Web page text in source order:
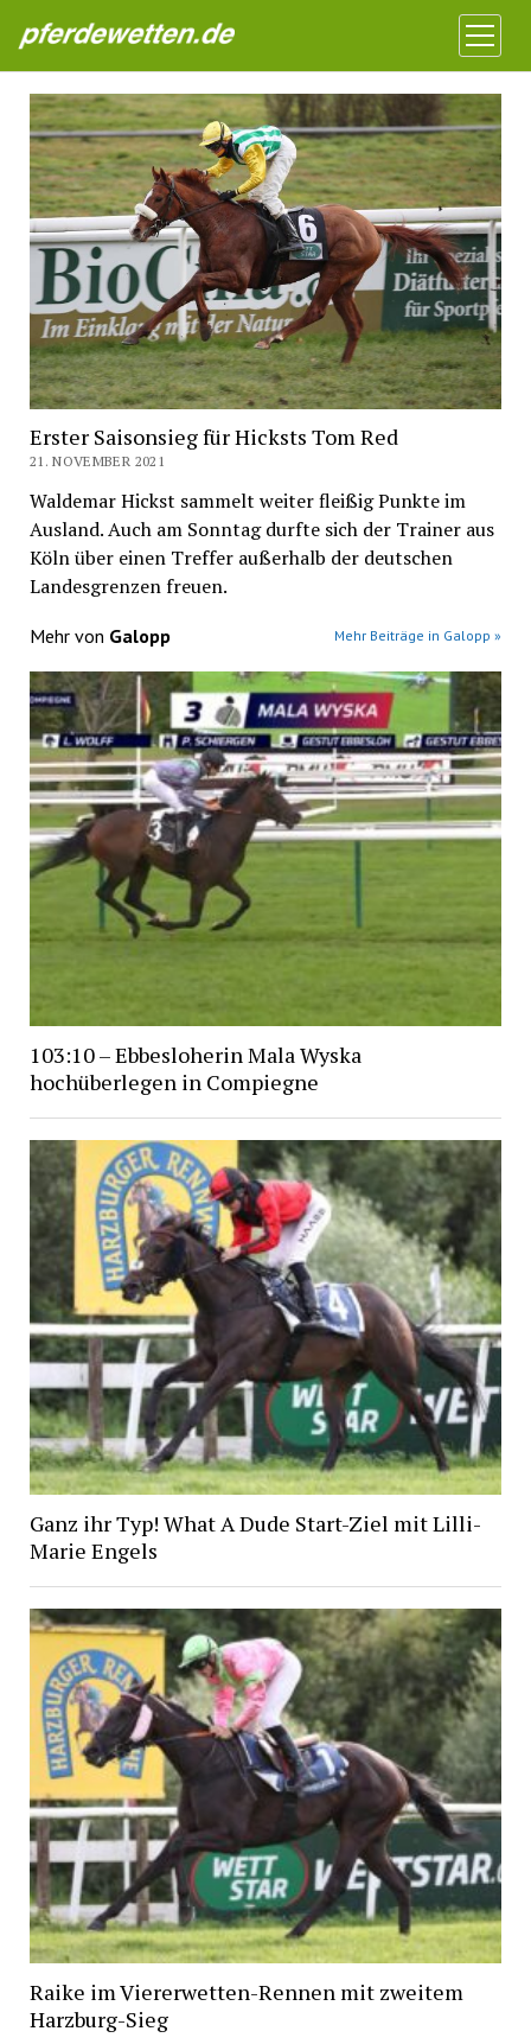
Pferdewetten News
Menü
öffnen
Erster Saisonsieg für Hicksts Tom Red
21. NOVEMBER 2021
Waldemar Hickst sammelt weiter fleißig Punkte im
Ausland. Auch am Sonntag durfte sich der Trainer aus
Köln über einen Treffer außerhalb der deutschen
Landesgrenzen freuen.
Mehr von Galopp Mehr Beiträge in Galopp »
103:10 – Ebbesloherin Mala Wyska
hochüberlegen in Compiegne
Ganz ihr Typ! What A Dude Start-Ziel mit Lilli-
Marie Engels
Raike im Viererwetten-Rennen mit zweitem
Harzburg-Sieg